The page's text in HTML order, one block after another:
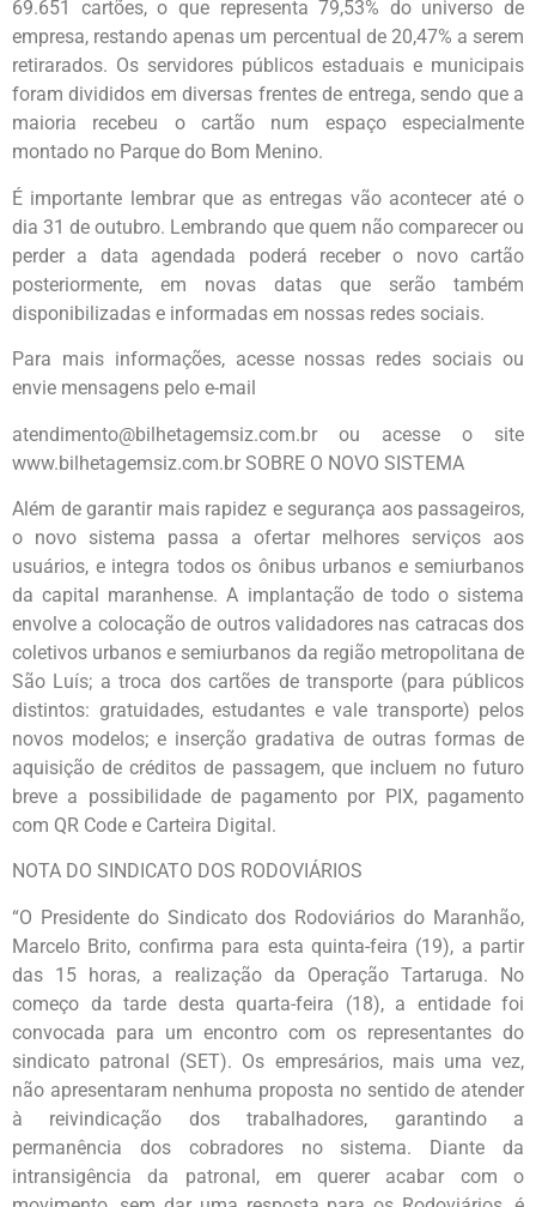
69.651 cartões, o que representa 79,53% do universo de
empresa, restando apenas um percentual de 20,47% a serem
retirarados. Os servidores públicos estaduais e municipais
foram divididos em diversas frentes de entrega, sendo que a
maioria recebeu o cartão num espaço especialmente
montado no Parque do Bom Menino.
É importante lembrar que as entregas vão acontecer até o
dia 31 de outubro. Lembrando que quem não comparecer ou
perder a data agendada poderá receber o novo cartão
posteriormente, em novas datas que serão também
disponibilizadas e informadas em nossas redes sociais.
Para mais informações, acesse nossas redes sociais ou
envie mensagens pelo e-mail
atendimento@bilhetagemsiz.com.br ou acesse o site
www.bilhetagemsiz.com.br SOBRE O NOVO SISTEMA
Além de garantir mais rapidez e segurança aos passageiros,
o novo sistema passa a ofertar melhores serviços aos
usuários, e integra todos os ônibus urbanos e semiurbanos
da capital maranhense. A implantação de todo o sistema
envolve a colocação de outros validadores nas catracas dos
coletivos urbanos e semiurbanos da região metropolitana de
São Luís; a troca dos cartões de transporte (para públicos
distintos: gratuidades, estudantes e vale transporte) pelos
novos modelos; e inserção gradativa de outras formas de
aquisição de créditos de passagem, que incluem no futuro
breve a possibilidade de pagamento por PIX, pagamento
com QR Code e Carteira Digital.
NOTA DO SINDICATO DOS RODOVIÁRIOS
“O Presidente do Sindicato dos Rodoviários do Maranhão,
Marcelo Brito, confirma para esta quinta-feira (19), a partir
das 15 horas, a realização da Operação Tartaruga. No
começo da tarde desta quarta-feira (18), a entidade foi
convocada para um encontro com os representantes do
sindicato patronal (SET). Os empresários, mais uma vez,
não apresentaram nenhuma proposta no sentido de atender
à reivindicação dos trabalhadores, garantindo a
permanência dos cobradores no sistema. Diante da
intransigência da patronal, em querer acabar com o